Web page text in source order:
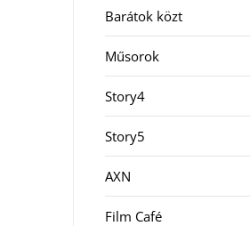
Barátok közt
Műsorok
Story4
Story5
AXN
Film Café